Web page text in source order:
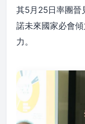
其5月25日率團晉
諾未來國家必會
力。